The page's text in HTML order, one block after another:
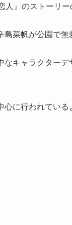
人』のストーリ
島菜帆が公園で無
なキャラクター
心に行われている